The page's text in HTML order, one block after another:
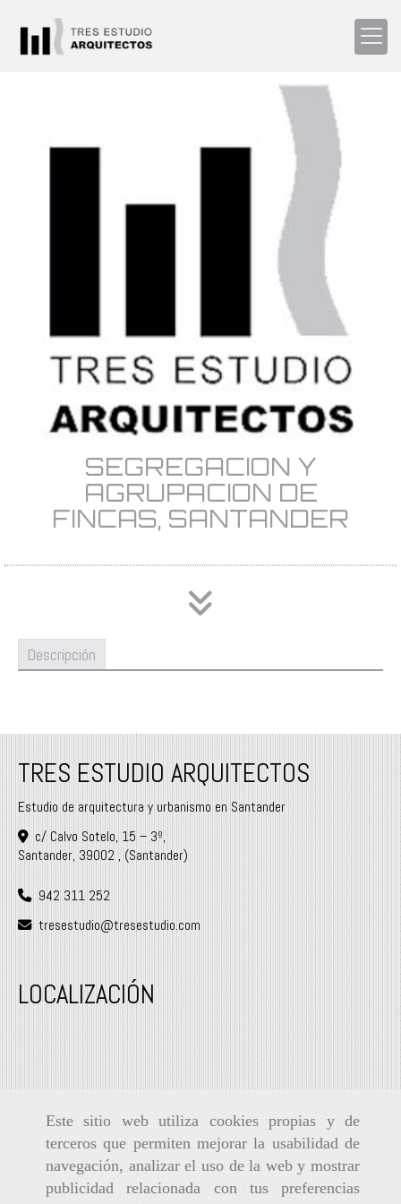
Este sitio web utiliza cookies propias y de
terceros que permiten mejorar la usabilidad de
navegación, analizar el uso de la web y mostrar
publicidad relacionada con tus preferencias
SEGREGACION Y
AGRUPACION DE
FINCAS, SANTANDER
Descripción
TRES ESTUDIO ARQUITECTOS
Estudio de arquitectura y urbanismo en Santander
c/ Calvo Sotelo, 15 – 3º,
Santander, 39002 ,(Santander)
942 311 252
tresestudio
tresestudio.com
LOCALIZACIÓN